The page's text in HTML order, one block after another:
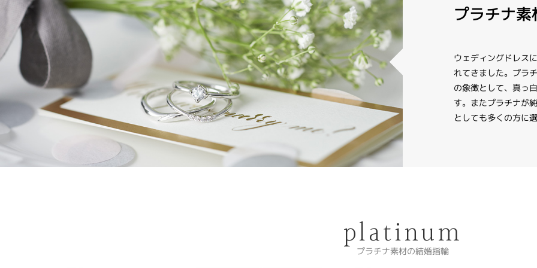
プラチナ素
ウェディングドレス
れてきました。プラ
の象徴として、真っ
す。またプラチナが
としても多くの方に
platinum
プラチナ素材の結婚指輪